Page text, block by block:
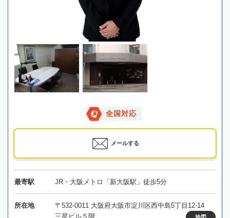
全国対応
メールする
最寄駅 JR・大阪メトロ「新大阪駅」徒歩5分
所在地
〒532-0011 大阪府大阪市淀川区西中島5丁目12-14
三星ビル５階